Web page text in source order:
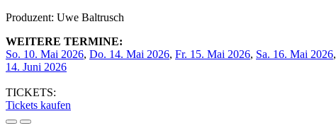
Produzent: Uwe Baltrusch
WEITERE TERMINE:
So. 10. Mai 2026, Do. 14. Mai 2026, Fr. 15. Mai 2026, Sa. 16. Mai 2026,
14. Juni 2026
TICKETS:
Tickets kaufen